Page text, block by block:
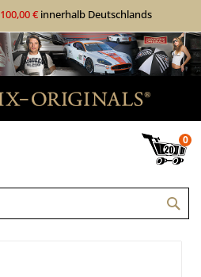
100,00 €innerhalb Deutschlands
0